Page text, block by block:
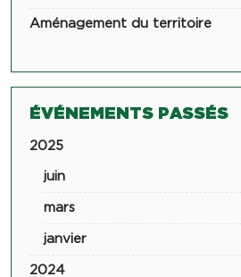
Aménagement du territoire
ÉVÉNEMENTS PASSÉS
2025
juin
mars
janvier
2024